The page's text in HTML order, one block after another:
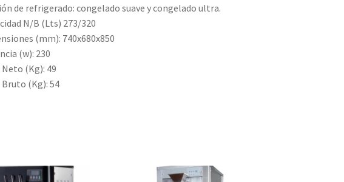
de refrigerado: congelado suave y congelado ultra.
N/B (Lts) 273/320
(mm): 740x680x850
(w): 230
Neto (Kg): 49
Bruto (Kg): 54